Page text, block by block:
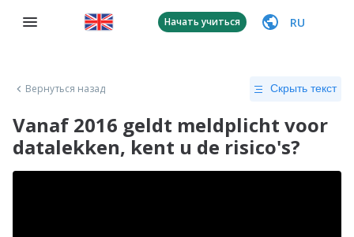
Начать учиться RU
Вернуться назад Скрыть текст
Vanaf 2016 geldt meldplicht voor
datalekken, kent u de risico's?